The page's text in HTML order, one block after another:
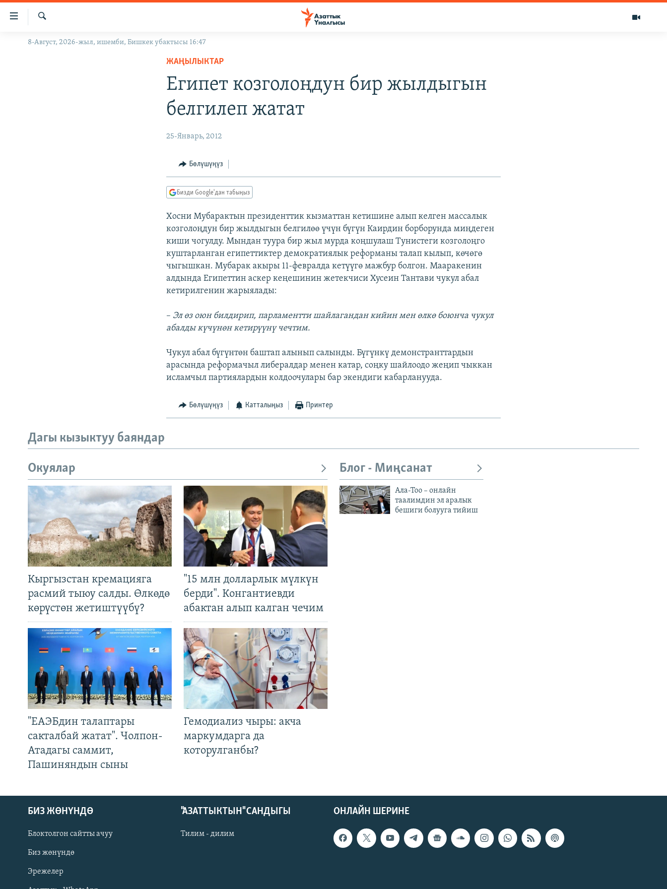
Линктер
Мазмунга
Навигацияга
ЖАҢЫЛЫКТАР
Русский
Издөө
8-Август, 2026-жыл, ишемби, Бишкек убактысы 16:47
ЖАҢЫЛЫКТАР
Египет козголоңдун бир жылдыгын
белгилеп жатат
25-Январь, 2012
Бөлүшүңүз
Бизди Google'дан табыңыз
Хосни Мубарактын президенттик кызматтан кетишине алып келген массалык
козголоңдун бир жылдыгын белгилөө үчүн бүгүн Каирдин борборунда миңдеген
киши чогулду. Мындан туура бир жыл мурда коңшулаш Тунистеги козголоңго
куштарланган египеттиктер демократиялык реформаны талап кылып, көчөгө
чыгышкан. Мубарак акыры 11-февралда кетүүгө мажбур болгон. Мааракенин
алдында Египеттин аскер кеңешинин жетекчиси Хусеин Тантави чукул абал
кетирилгенин жарыялады:
– Эл өз оюн билдирип, парламентти шайлагандан кийин мен өлкө боюнча чукул
абалды күчүнөн кетирүүнү чечтим.
Чукул абал бүгүнтөн баштап алынып салынды. Бүгүнкү демонстранттардын
арасында реформачыл либералдар менен катар, соңку шайлоодо жеңип чыккан
исламчыл партиялардын колдоочулары бар экендиги кабарланууда.
Бөлүшүңүз Катталыңыз Принтер
Дагы кызыктуу баяндар
Окуялар
Кыргызстан кремацияга
расмий тыюу салды. Өлкөдө
көрүстөн жетиштүүбү?
"15 млн долларлык мүлкүн
берди". Конгантиевди
абактан алып калган чечим
"ЕАЭБдин талаптары
сакталбай жатат". Чолпон-
Атадагы саммит,
Пашиняндын сыны
Гемодиализ чыры: акча
маркумдарга да
которулганбы?
Блог - Миңсанат
Ала-Тоо – онлайн
таалимдин эл аралык
бешиги болууга тийиш
ОНЛАЙН ШЕРИНЕ
БИЗ ЖӨНҮНДӨ
Блоктолгон сайтты ачуу
Биз жөнүндө
Эрежелер
"АЗАТТЫКТЫН" САНДЫГЫ
Тилим - дилим